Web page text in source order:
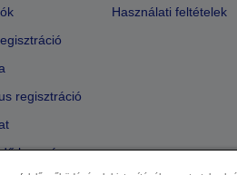
regisztráció
keresése
Használati feltételek